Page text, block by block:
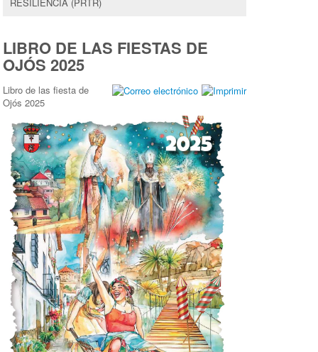
LIBRO DE LAS FIESTAS DE
OJÓS 2025
Libro de las fiesta de
Ojós 2025